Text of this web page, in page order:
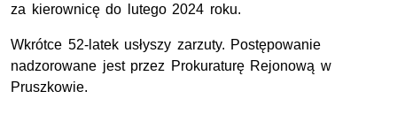
za kierownicę do lutego 2024 roku.
Wkrótce 52-latek usłyszy zarzuty. Postępowanie
nadzorowane jest przez Prokuraturę Rejonową w
Pruszkowie.